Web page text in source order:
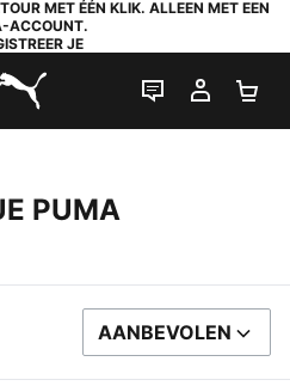
MET ÉÉN KLIK. ALLEEN MET EEN
ACCOUNT.
JE
LIVE CHAT
MIJN
PUMA
SORTEER OP
AANBEVOLEN